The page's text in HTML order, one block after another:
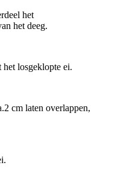
het
het deeg.
losgeklopte ei.
cm laten overlappen,